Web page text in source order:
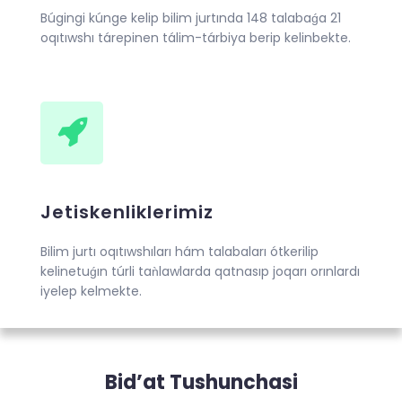
Búgingi kúnge kelip bilim jurtında 148 talabaǵa 21
oqıtıwshı tárepinen tálim-tárbiya berip kelinbekte.
Jetiskenliklerimiz
Bilim jurtı oqıtıwshıları hám talabaları ótkerilip
kelinetuǵın túrli taǹlawlarda qatnasıp joqarı orınlardı
iyelep kelmekte.
Bid’at Tushunchasi